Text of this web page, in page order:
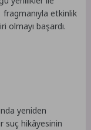
etkinlik
olmayı başardı.
yeniden
suç hikâyesinin